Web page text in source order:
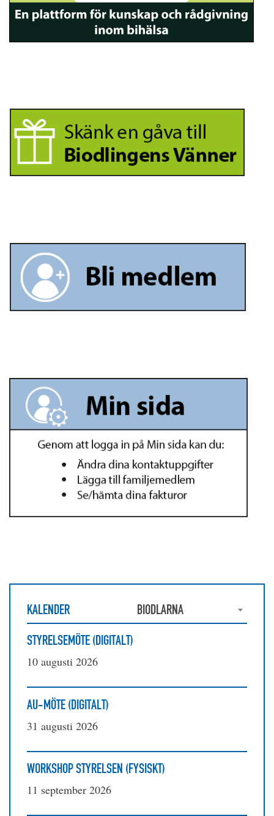
KALENDER
BIODLARNA
STYRELSEMÖTE (DIGITALT)
10 augusti 2026
AU-MÖTE (DIGITALT)
31 augusti 2026
WORKSHOP STYRELSEN (FYSISKT)
11 september 2026